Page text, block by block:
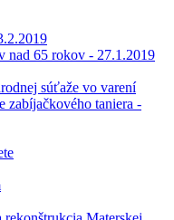
nad 65 rokov - 27.1.2019
súťaže vo varení
zabíjačkového taniera -